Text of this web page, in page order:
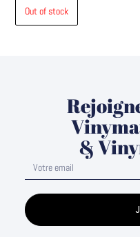
Out of stock
&